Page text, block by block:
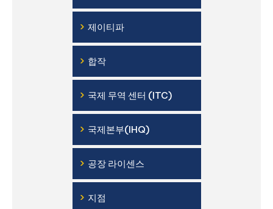
› 제이티파
› 합작
› 국제 무역 센터 (ITC)
› 국제본부(IHQ)
› 공장 라이센스
› 지점